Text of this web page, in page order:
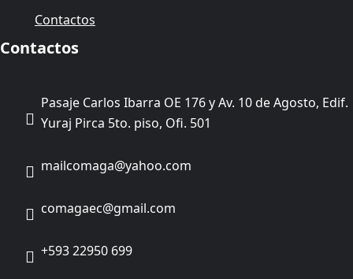
Contactos
Contactos
Pasaje Carlos Ibarra OE 176 y Av. 10 de Agosto, Edif.
Yuraj Pirca 5to. piso, Ofi. 501
mailcomaga@yahoo.com
comagaec@gmail.com
+593 22950 699